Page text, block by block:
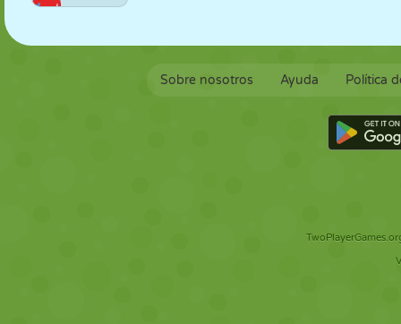
Sobre nosotros Ayuda Política